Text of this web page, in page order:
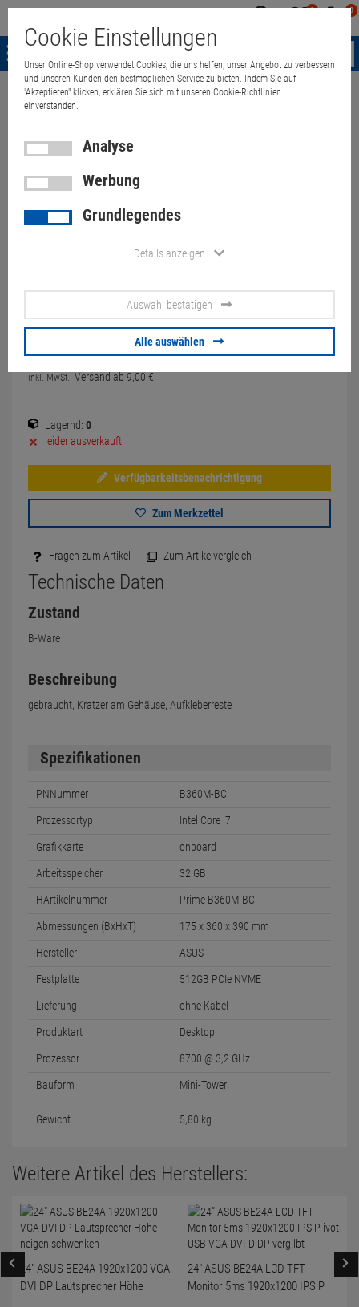
0 0
Menü
Weiter einkaufen
ASUS Prime B360M-BC
Computer i7-8700 3,2GHz
32GB 512GB NVME 500W
10070082
260,00 €
inkl. MwSt. Versand ab 9,00 €
Lagernd: 0
leider ausverkauft
Verfügbarkeitsbenachrichtigung
Zum Merkzettel
Fragen zum Artikel Zum Artikelvergleich
Technische Daten
Zustand
B-Ware
Beschreibung
gebraucht, Kratzer am Gehäuse, Aufkleberreste
Spezifikationen
PNNummer B360M-BC
Prozessortyp Intel Core i7
Grafikkarte onboard
Arbeitsspeicher 32 GB
HArtikelnummer Prime B360M-BC
Abmessungen (BxHxT) 175 x 360 x 390 mm
Hersteller ASUS
Festplatte 512GB PCIe NVME
Lieferung ohne Kabel
Produktart Desktop
Prozessor 8700 @ 3,2 GHz
Bauform Mini-Tower
Gewicht 5,80 kg
Weitere Artikel des Herstellers:
24" ASUS BE24A 1920x1200 VGA
DVI DP Lautsprecher Höhe
24" ASUS BE24A LCD TFT
Monitor 5ms 1920x1200 IPS P
Cookie Einstellungen
Unser Online-Shop verwendet Cookies, die uns helfen, unser Angebot zu verbessern
und unseren Kunden den bestmöglichen Service zu bieten. Indem Sie auf
"Akzeptieren" klicken, erklären Sie sich mit unseren Cookie-Richtlinien
einverstanden.
Analyse
Werbung
Grundlegendes
Details anzeigen
Auswahl bestätigen
Alle auswählen